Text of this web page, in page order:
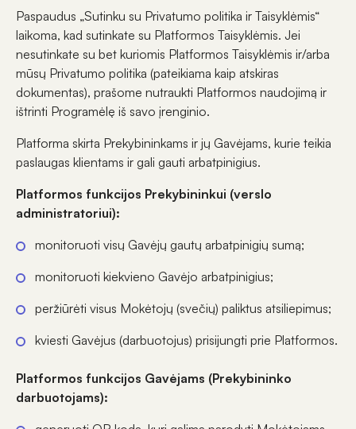
Paspaudus „Sutinku su Privatumo politika ir Taisyklėmis“
laikoma, kad sutinkate su Platformos Taisyklėmis. Jei
nesutinkate su bet kuriomis Platformos Taisyklėmis ir/arba
mūsų Privatumo politika (pateikiama kaip atskiras
dokumentas), prašome nutraukti Platformos naudojimą ir
ištrinti Programėlę iš savo įrenginio.
Platforma skirta Prekybininkams ir jų Gavėjams, kurie teikia
paslaugas klientams ir gali gauti arbatpinigius.
Platformos funkcijos Prekybininkui (verslo
administratoriui):
monitoruoti visų Gavėjų gautų arbatpinigių sumą;
monitoruoti kiekvieno Gavėjo arbatpinigius;
peržiūrėti visus Mokėtojų (svečių) paliktus atsiliepimus;
kviesti Gavėjus (darbuotojus) prisijungti prie Platformos.
Platformos funkcijos Gavėjams (Prekybininko
darbuotojams):